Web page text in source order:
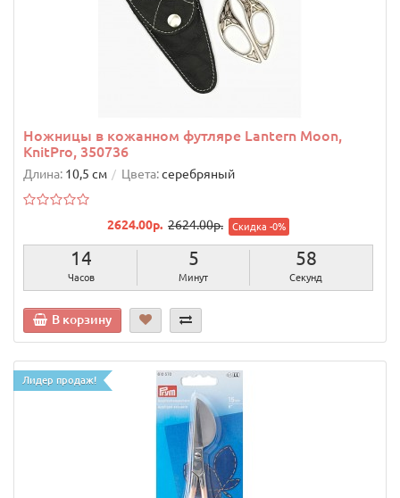
Ножницы в кожанном футляре Lantern Moon,
KnitPro, 350736
Длина: 10,5 см Цвета:серебряный
2624.00р. 2624.00р. Скидка -0%
14
Часов
5
Минут
57
Секунд
В корзину
Лидер продаж!